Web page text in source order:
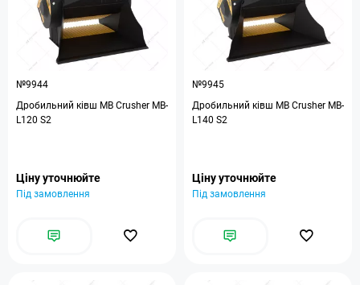
№9944
Дробильний ківш MB Crusher MB-
L120 S2
Ціну уточнюйте
Під замовлення
№9945
Дробильний ківш MB Crusher MB-
L140 S2
Ціну уточнюйте
Під замовлення